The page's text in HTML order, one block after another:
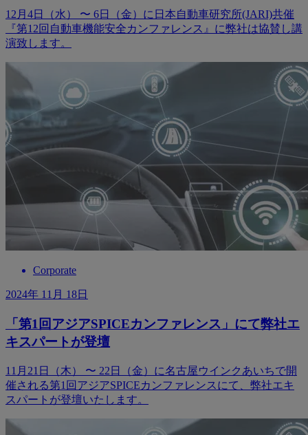
12月4日（水） 〜 6日（金）に日本自動車研究所(JARI)共催
『第12回自動車機能安全カンファレンス』に弊社は協賛し講
演致します。
Corporate
2024年 11月 18日
「第1回アジアSPICEカンファレンス」にて弊社エ
キスパートが登壇
11月21日（木） 〜 22日（金）に名古屋ウインクあいちで開
催される第1回アジアSPICEカンファレンスにて、弊社エキ
スパートが登壇いたします。